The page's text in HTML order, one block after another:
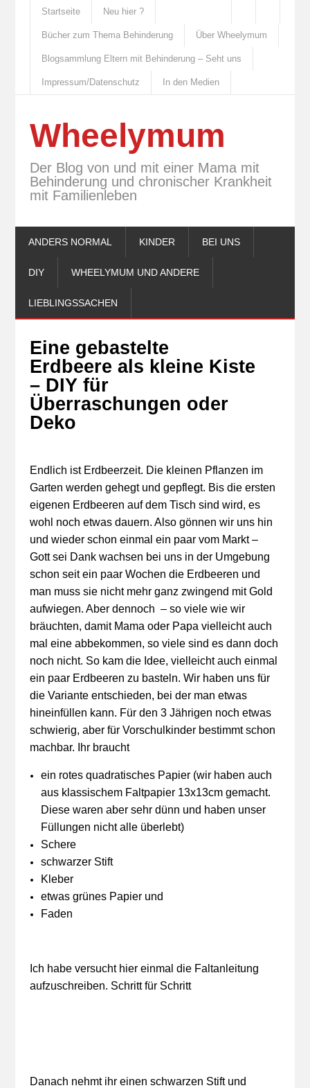
Startseite Neu hier ?
Bücher zum Thema Behinderung Über Wheelymum
Blogsammlung Eltern mit Behinderung – Seht uns
Impressum/Datenschutz In den Medien
Wheelymum
Der Blog von und mit einer Mama mit
Behinderung und chronischer Krankheit
mit Familienleben
ANDERS NORMAL KINDER BEI UNS
DIY WHEELYMUM UND ANDERE
LIEBLINGSSACHEN
Eine gebastelte
Erdbeere als kleine Kiste
– DIY für
Überraschungen oder
Deko
Endlich ist Erdbeerzeit. Die kleinen Pflanzen im
Garten werden gehegt und gepflegt. Bis die ersten
eigenen Erdbeeren auf dem Tisch sind wird, es
wohl noch etwas dauern. Also gönnen wir uns hin
und wieder schon einmal ein paar vom Markt –
Gott sei Dank wachsen bei uns in der Umgebung
schon seit ein paar Wochen die Erdbeeren und
man muss sie nicht mehr ganz zwingend mit Gold
aufwiegen. Aber dennoch – so viele wie wir
bräuchten, damit Mama oder Papa vielleicht auch
mal eine abbekommen, so viele sind es dann doch
noch nicht. So kam die Idee, vielleicht auch einmal
ein paar Erdbeeren zu basteln. Wir haben uns für
die Variante entschieden, bei der man etwas
hineinfüllen kann. Für den 3 Jährigen noch etwas
schwierig, aber für Vorschulkinder bestimmt schon
machbar. Ihr braucht
ein rotes quadratisches Papier (wir haben auch
aus klassischem Faltpapier 13x13cm gemacht.
Diese waren aber sehr dünn und haben unser
Füllungen nicht alle überlebt)
Schere
schwarzer Stift
Kleber
etwas grünes Papier und
Faden
Ich habe versucht hier einmal die Faltanleitung
aufzuschreiben. Schritt für Schritt
Danach nehmt ihr einen schwarzen Stift und